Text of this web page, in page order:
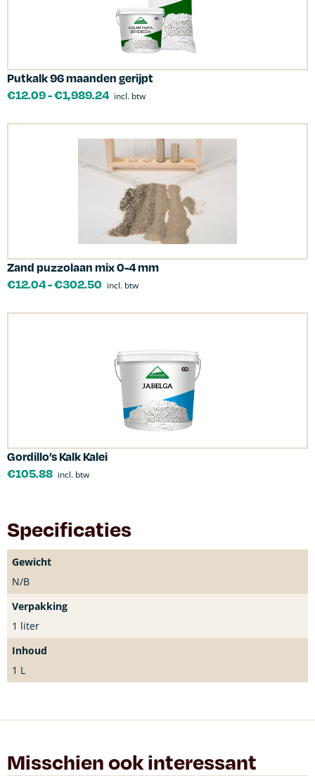
Putkalk 96 maanden gerijpt
€12.09-€1,989.24 incl. btw
Zand puzzolaan mix 0-4 mm
€12.04-€302.50 incl. btw
Gordillo’s Kalk Kalei
€105.88 incl. btw
Specificaties
Gewicht
N/B
Verpakking
1 liter
Inhoud
1 L
Misschien ook interessant